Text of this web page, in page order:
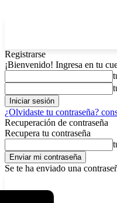
Registrarse
¡Bienvenido! Ingresa en tu
¿Olvidaste tu contraseña?
Recuperación de contraseña
Recupera tu contraseña
Se te ha enviado una